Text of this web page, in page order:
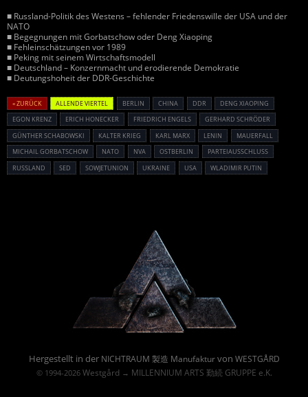
■ Russland-Politik des Westens – fehlender Friedenswille der USA und der
NATO
■ Begegnungen mit Gorbatschow oder Deng Xiaoping
■ Fehleinschätzungen vor 1989
■ Peking mit seinem Wirtschaftsmodell
■ Deutschland – Konzernmacht und erodierende Demokratie
■ Deutungshoheit der DDR-Geschichte
« ZURÜCK ALLENDE VIERTEL BERLIN CHINA DDR
DENG XIAOPING
EGON KRENZ
ERICH HONECKER FRIEDRICH ENGELS
GERHARD SCHRÖDER
GÜNTHER SCHABOWSKI
KALTER KRIEG KARL MARX LENIN
MAUERFALL
MICHAIL GORBATSCHOW
NATO NVA OSTBERLIN
PARTEIAUSSCHLUSS
RUSSLAND
SED SOWJETUNION UKRAINE USA WLADIMIR PUTIN
Hergestellt in der NICHTRAUM 製造 Manufakturvon WESTGÅRD
© 1994-2026 Westgård→ MILLENNIUM ARTS 勤続 GRUPPE e.K.
Powered By :